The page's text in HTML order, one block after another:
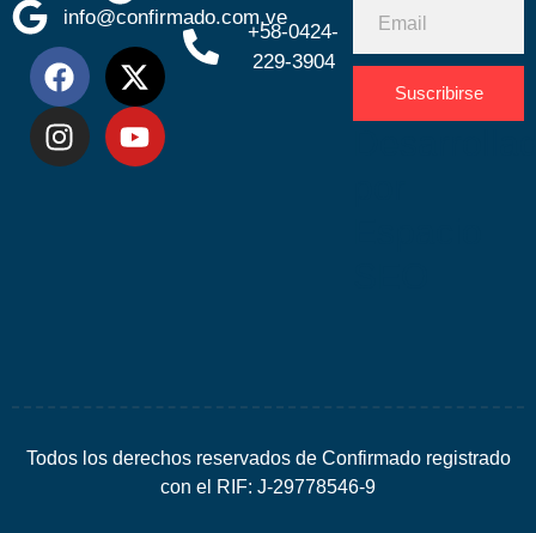
info@confirmado.com.ve
+58-0424-
229-3904
Suscribirse
Todos los derechos reservados de Confirmado registrado
con el RIF: J-29778546-9